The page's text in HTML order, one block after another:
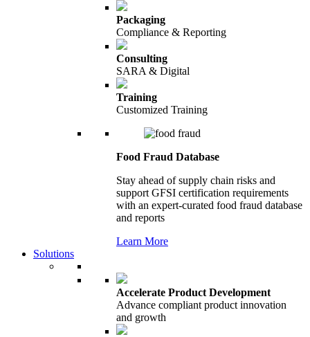
Packaging
Compliance & Reporting
Consulting
SARA & Digital
Training
Customized Training
Food Fraud Database
Stay ahead of supply chain risks and
support GFSI certification requirements
with an expert-curated food fraud database
and reports
Learn More
Solutions
Accelerate Product Development
Advance compliant product innovation
and growth